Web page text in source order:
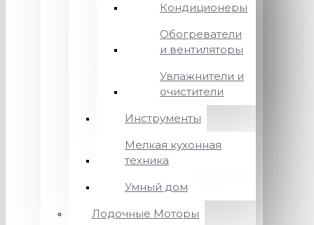
Кондиционеры
Обогреватели
и вентиляторы
Увлажнители и
очистители
Инструменты
Мелкая кухонная
техника
Умный дом
Лодочные Моторы